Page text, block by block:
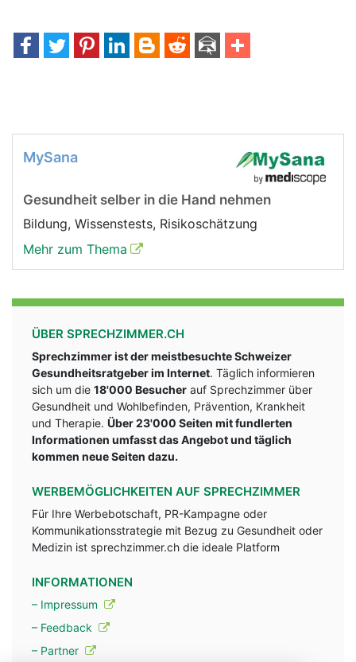
MySana
Gesundheit selber in die Hand nehmen
Bildung, Wissenstests, Risikoschätzung
Mehr zum Thema
ÜBER SPRECHZIMMER.CH
Sprechzimmer ist der meistbesuchte Schweizer
Gesundheitsratgeber im Internet. Täglich informieren
sich um die 18'000 Besucher auf Sprechzimmer über
Gesundheit und Wohlbefinden, Prävention, Krankheit
und Therapie. Über 23'000 Seiten mit fundlerten
Informationen umfasst das Angebot und täglich
kommen neue Seiten dazu.
WERBEMÖGLICHKEITEN AUF SPRECHZIMMER
Für Ihre Werbebotschaft, PR-Kampagne oder
Kommunikationsstrategie mit Bezug zu Gesundheit oder
Medizin ist sprechzimmer.ch die ideale Platform
INFORMATIONEN
– Impressum
– Feedback
– Partner